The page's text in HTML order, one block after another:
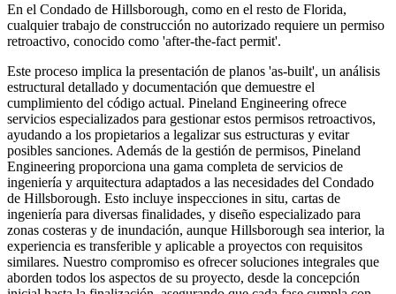
En el Condado de Hillsborough, como en el resto de Florida,
cualquier trabajo de construcción no autorizado requiere un permiso
retroactivo, conocido como 'after-the-fact permit'.
Este proceso implica la presentación de planos 'as-built', un análisis
estructural detallado y documentación que demuestre el
cumplimiento del código actual. Pineland Engineering ofrece
servicios especializados para gestionar estos permisos retroactivos,
ayudando a los propietarios a legalizar sus estructuras y evitar
posibles sanciones. Además de la gestión de permisos, Pineland
Engineering proporciona una gama completa de servicios de
ingeniería y arquitectura adaptados a las necesidades del Condado
de Hillsborough. Esto incluye inspecciones in situ, cartas de
ingeniería para diversas finalidades, y diseño especializado para
zonas costeras y de inundación, aunque Hillsborough sea interior, la
experiencia es transferible y aplicable a proyectos con requisitos
similares. Nuestro compromiso es ofrecer soluciones integrales que
aborden todos los aspectos de su proyecto, desde la concepción